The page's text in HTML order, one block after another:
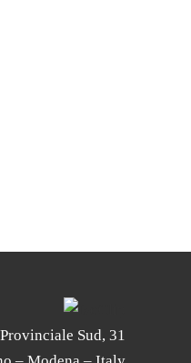
Sud, 31